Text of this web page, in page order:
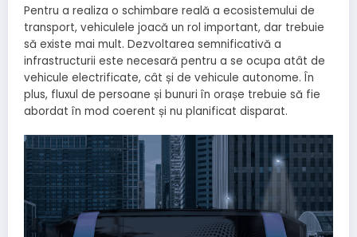
Pentru a realiza o schimbare reală a ecosistemului de
transport, vehiculele joacă un rol important, dar trebuie
să existe mai mult. Dezvoltarea semnificativă a
infrastructurii este necesară pentru a se ocupa atât de
vehicule electrificate, cât și de vehicule autonome. În
plus, fluxul de persoane și bunuri în orașe trebuie să fie
abordat în mod coerent și nu planificat disparat.